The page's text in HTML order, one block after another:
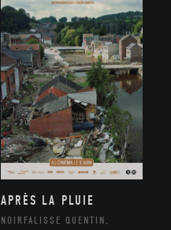
APRÈS LA PLUIE
NOIRFALISSE QUENTIN,